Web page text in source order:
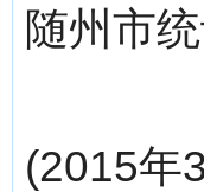
随州市
(2015年